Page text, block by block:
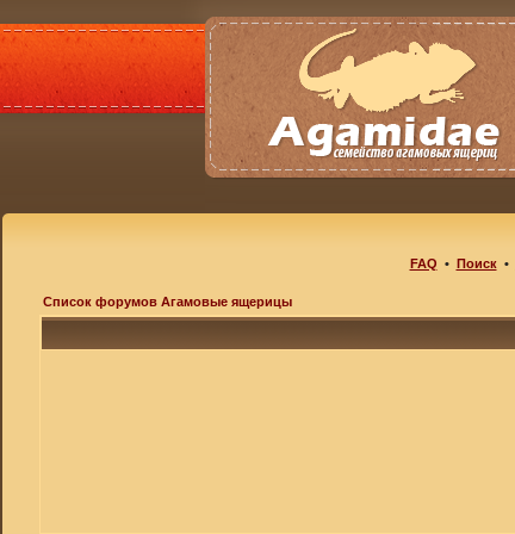
FAQ • Поиск•
Список форумов Агамовые ящерицы